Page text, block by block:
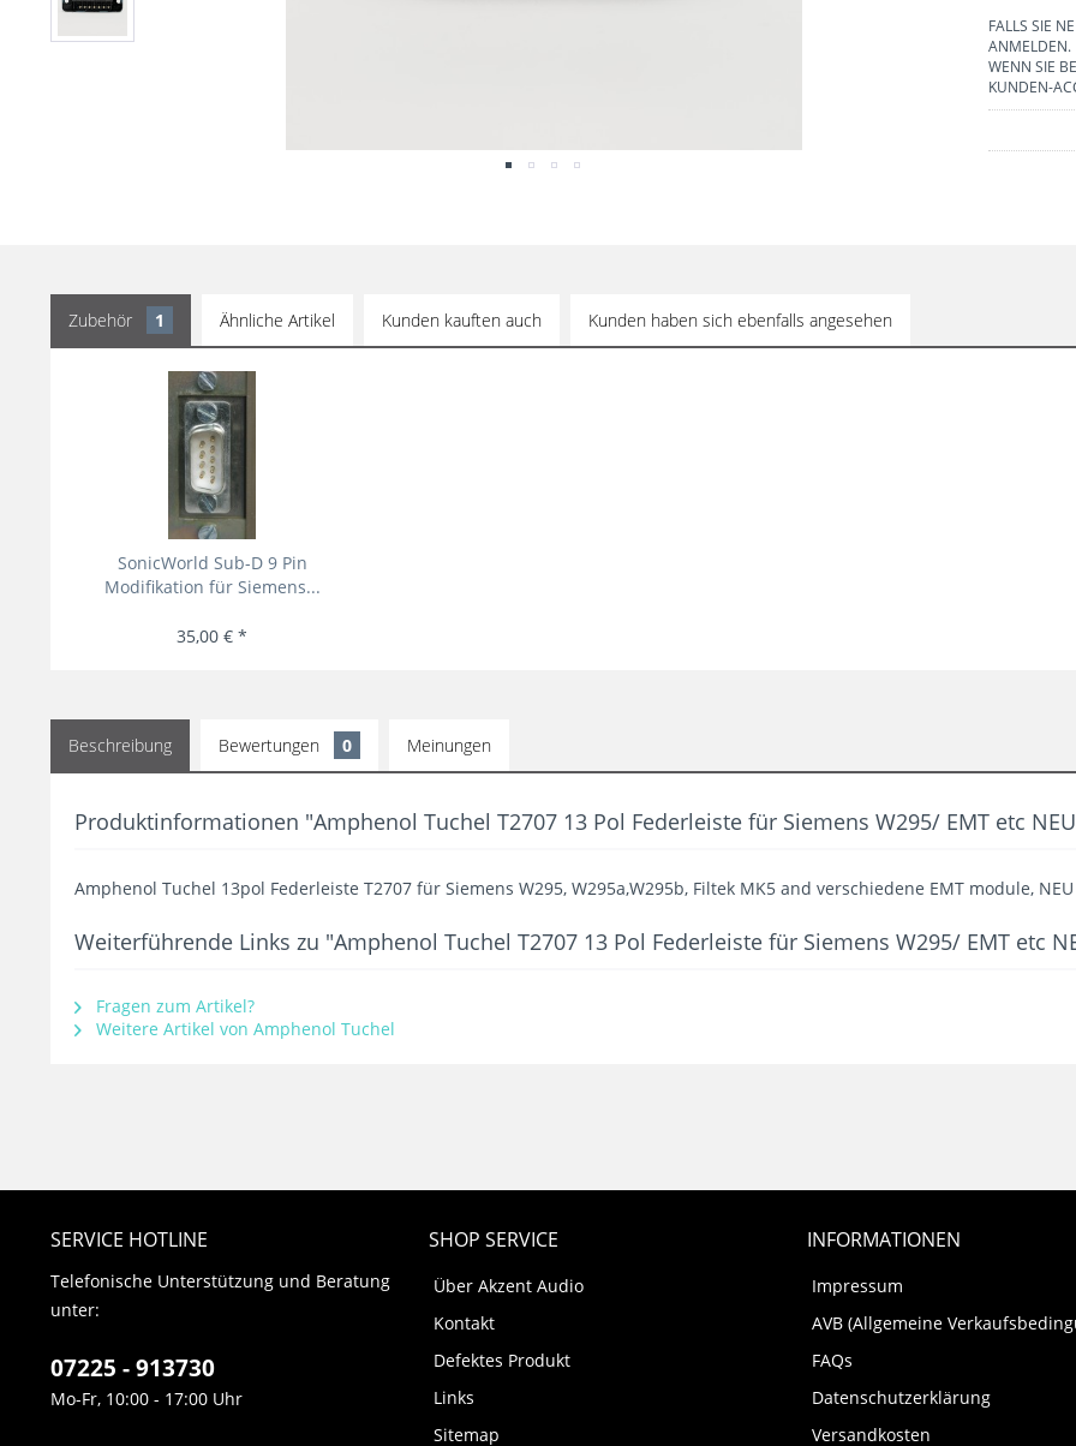
FALLS SIE
ANMELDEN.
WENN SIE
KUNDEN-
Zubehör 1 Ähnliche Artikel Kunden kauften auch Kunden haben sich ebenfalls angesehen
SonicWorld Sub-D 9 Pin
Modifikation für Siemens...
35,00 € *
Beschreibung Bewertungen 0 Meinungen
Produktinformationen "Amphenol Tuchel T2707 13 Pol Federleiste für Siemens W295/ EMT etc
Amphenol Tuchel 13pol Federleiste T2707 für Siemens W295, W295a,W295b, Filtek MK5 and verschiedene EMT module, NEU
Weiterführende Links zu "Amphenol Tuchel T2707 13 Pol Federleiste für Siemens W295/ EMT etc
Fragen zum Artikel?
Weitere Artikel von Amphenol Tuchel
SERVICE HOTLINE
Telefonische Unterstützung und Beratung
unter:
07225 - 913730
Mo-Fr, 10:00 - 17:00 Uhr
SHOP SERVICE
Über Akzent Audio
Kontakt
Defektes Produkt
Links
Sitemap
INFORMATIONEN
Impressum
AVB (Allgemeine
FAQs
Datenschutzerklärung
Versandkosten